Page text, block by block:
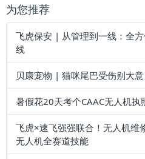
为您推荐
飞虎保安 | 从管理到一线：全
线
贝康宠物 | 猫咪尾巴受伤别大
暑假花20天考个CAAC无人机执
飞虎×速飞强强联合！无人机维
无人机全赛道技能